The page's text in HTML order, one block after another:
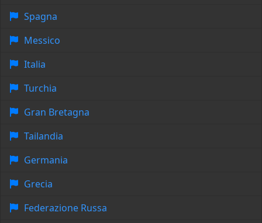
Spagna
Messico
Italia
Turchia
Gran Bretagna
Tailandia
Germania
Grecia
Federazione Russa